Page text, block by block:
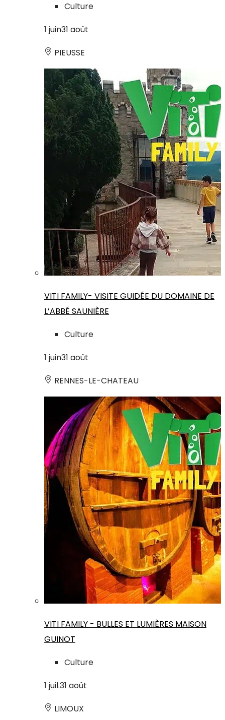
Culture
1 juin31 août
PIEUSSE
VITI FAMILY- VISITE GUIDÉE DU DOMAINE DE
L’ABBÉ SAUNIÈRE
Culture
1 juin31 août
RENNES-LE-CHATEAU
VITI FAMILY - BULLES ET LUMIÈRES MAISON
GUINOT
Culture
1 juil.31 août
LIMOUX